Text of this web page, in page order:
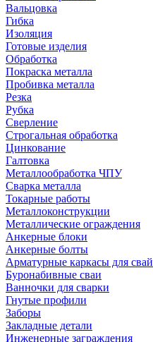
Вальцовка
Гибка
Изоляция
Готовые изделия
Обработка
Покраска металла
Пробивка металла
Резка
Рубка
Сверление
Строгальная обработка
Цинкование
Галтовка
Металлообработка ЧПУ
Сварка металла
Токарные работы
Металлоконструкции
Металлические ограждения
Анкерные блоки
Анкерные болты
Арматурные каркасы для свай
Буронабивные сваи
Ванночки для сварки
Гнутые профили
Заборы
Закладные детали
Инженерные заграждения